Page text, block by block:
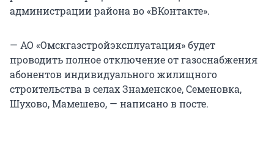
администрации района во «ВКонтакте».
— АО «Омскгазстройэксплуатация» будет
проводить полное отключение от газоснабжения
абонентов индивидуального жилищного
строительства в селах Знаменское, Семеновка,
Шухово, Мамешево, — написано в посте.